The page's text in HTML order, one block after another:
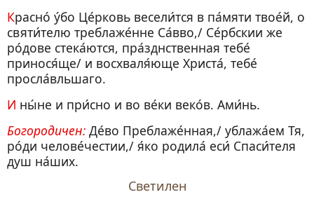
Красно́ у́бо Це́рковь весели́тся в па́мяти твое́й, о
святи́телю треблаже́нне Са́вво,/ Се́рбскии же
ро́дове стека́ются, пра́зднственная тебе́
принося́ще/ и восхваля́юще Христа́, тебе́
просла́вльшаго.
И ны́не и при́сно и во ве́ки веко́в. Ами́нь.
Богородичен: Де́во Преблаже́нная,/ ублажа́ем Тя,
ро́ди челове́честии,/ я́ко родила́ еси́ Спаси́теля
душ на́ших.
Светилен